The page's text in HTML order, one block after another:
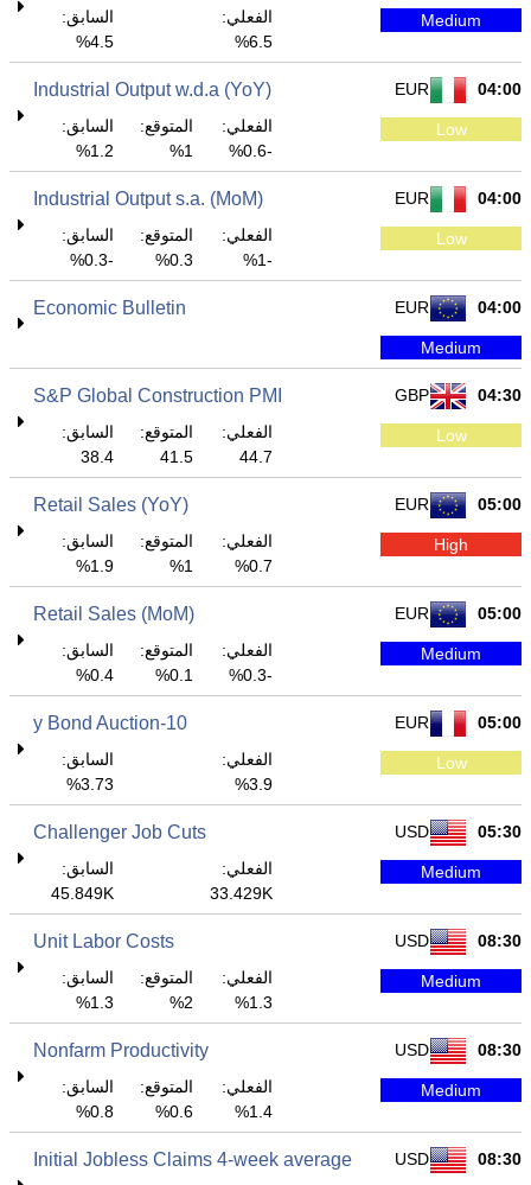
Medium
الفعلي:
6.5%
السابق:
4.5%
04:00
EUR
Industrial Output w.d.a (YoY)
Low
الفعلي:
-0.6%
المتوقع:
1%
السابق:
1.2%
04:00
EUR
Industrial Output s.a. (MoM)
Low
الفعلي:
-1%
المتوقع:
0.3%
السابق:
-0.3%
04:00
EUR
Economic Bulletin
Medium
04:30
GBP
S&P Global Construction PMI
Low
الفعلي:
44.7
المتوقع:
41.5
السابق:
38.4
05:00
EUR
Retail Sales (YoY)
High
الفعلي:
0.7%
المتوقع:
1%
السابق:
1.9%
05:00
EUR
Retail Sales (MoM)
Medium
الفعلي:
-0.3%
المتوقع:
0.1%
السابق:
0.4%
05:00
EUR
10-y Bond Auction
Low
الفعلي:
3.9%
السابق:
3.73%
05:30
USD
Challenger Job Cuts
Medium
الفعلي:
33.429K
السابق:
45.849K
08:30
USD
Unit Labor Costs
Medium
الفعلي:
1.3%
المتوقع:
2%
السابق:
1.3%
08:30
USD
Nonfarm Productivity
Medium
الفعلي:
1.4%
المتوقع:
0.6%
السابق:
0.8%
08:30
USD
Initial Jobless Claims 4-week average